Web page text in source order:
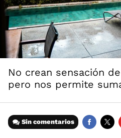
No crean sensación
pero nos permite
Sin comentarios